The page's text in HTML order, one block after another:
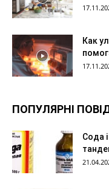
Как
ПОПУЛЯРНІ
Сода